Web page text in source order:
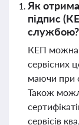
Як
підпис
службою?
КЕП можна
сервісних
маючи при
Також
сервісів